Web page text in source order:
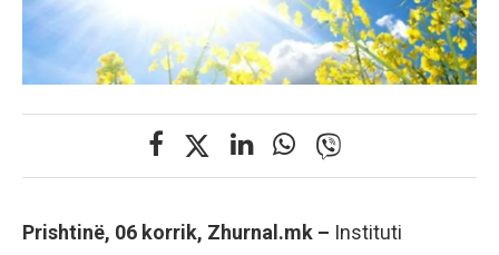
Prishtinë, 06 korrik, Zhurnal.mk – Instituti